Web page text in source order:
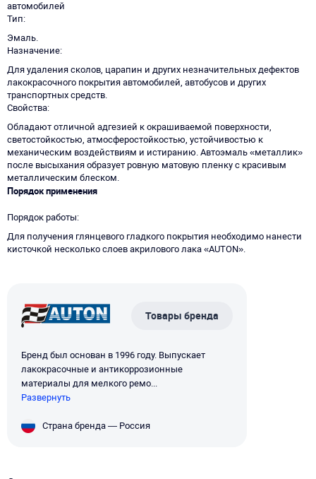
автомобилей
Тип
Эмаль.
Назначение
Для удаления сколов, царапин и других незначительных дефектов
лакокрасочного покрытия автомобилей, автобусов и других
транспортных средств.
Свойства
Обладают отличной адгезией к окрашиваемой поверхности,
светостойкостью, атмосферостойкостью, устойчивостью к
механическим воздействиям и истиранию. Автоэмаль «металлик»
после высыхания образует ровную матовую пленку с красивым
металлическим блеском.
Порядок применения
Порядок работы
Для получения глянцевого гладкого покрытия необходимо нанести
кисточкой несколько слоев акрилового лака «AUTON».
Товары бренда
Бренд был основан в 1996 году. Выпускает
лакокрасочные и антикоррозионные
материалы для мелкого ремо...
Развернуть
Страна бренда — Россия